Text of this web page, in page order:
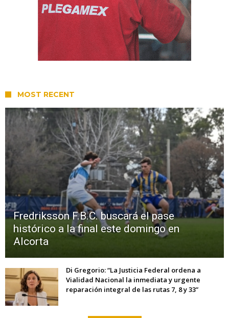
MOST RECENT
Fredriksson F.B.C. buscará el pase
histórico a la final este domingo en
Alcorta
Di Gregorio: “La Justicia Federal ordena a
Vialidad Nacional la inmediata y urgente
reparación integral de las rutas 7, 8 y 33”